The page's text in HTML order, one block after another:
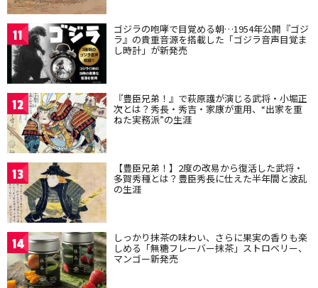
11 ゴジラの咆哮で目覚める朝…1954年公開『ゴジ
ラ』の貴重音源を搭載した「ゴジラ音声目覚ま
し時計」が新発売
12 『豊臣兄弟！』で萩原護が演じる武将・小堀正
次とは？秀長・秀吉・家康が重用、“出家を重
ねた実務派”の生涯
13 【豊臣兄弟！】2度の改易から復活した武将・
多賀秀種とは？豊臣秀長に仕えた半年間と波乱
の生涯
14 しっかり抹茶の味わい、さらに果実の香りも楽
しめる「無糖フレーバー抹茶」ストロベリー、
マンゴー新発売